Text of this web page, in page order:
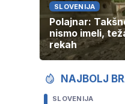
SLOVENIJA
Polajnar:
nismo imeli,
rekah
NAJBOLJ
SLOVENIJA